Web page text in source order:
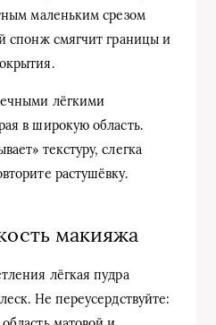
маленьким срезом
спонж смягчит границы и
лёгкими
в широкую область.
текстуру, слегка
растушёвку.
макияжа
лёгкая пудра
Не переусердствуйте: